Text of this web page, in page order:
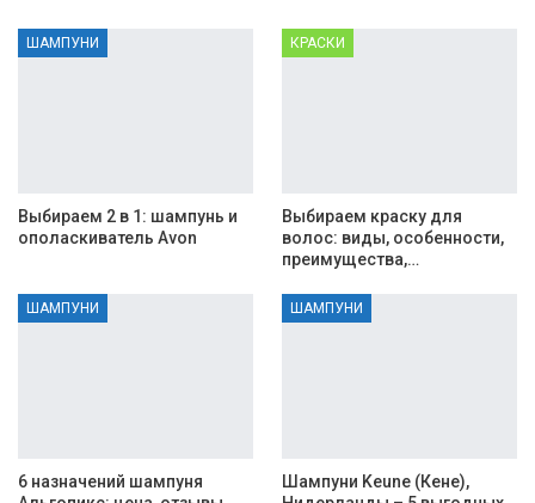
ШАМПУНИ
Выбираем 2 в 1: шампунь и
ополаскиватель Avon
КРАСКИ
Выбираем краску для
волос: виды, особенности,
преимущества,…
ШАМПУНИ
6 назначений шампуня
ШАМПУНИ
Шампуни Keune (Кене),